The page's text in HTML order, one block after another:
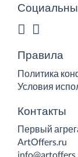
Правила
Политика
Условия
Контакты
Первый
ArtOffers.ru